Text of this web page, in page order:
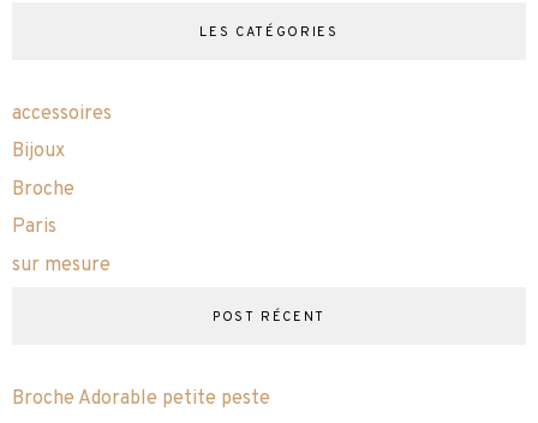
LES CATÉGORIES
accessoires
Bijoux
Broche
Paris
sur mesure
POST RÉCENT
Broche Adorable petite peste